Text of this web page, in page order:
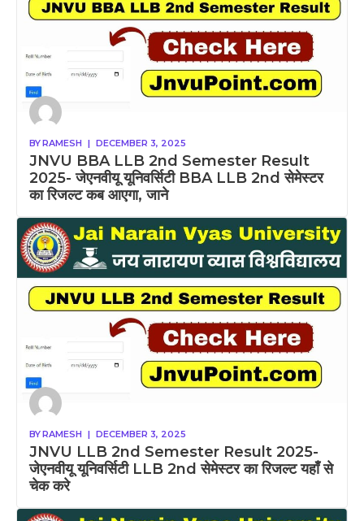
BYRAMESH | DECEMBER 3, 2025
JNVU BBA LLB 2nd Semester Result
2025- जेएनवीयू यूनिवर्सिटी BBA LLB 2nd सेमेस्टर
का रिजल्ट कब आएगा, जाने
BYRAMESH | DECEMBER 3, 2025
JNVU LLB 2nd Semester Result 2025-
जेएनवीयू यूनिवर्सिटी LLB 2nd सेमेस्टर का रिजल्ट यहाँ से
चेक करे